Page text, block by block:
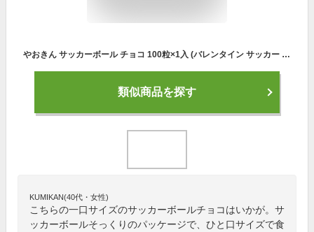
やおきん サッカーボール チョコ 100粒×1入 (バレンタイン サッカー ボール チョコレート ポット入り お菓子 駄菓子 景品 販促品)
類似商品を探す
KUMIKAN(40代・女性)
こちらの一口サイズのサッカーボールチョコはいかが。サ
ッカーボールそっくりのパッケージで、ひと口サイズで食